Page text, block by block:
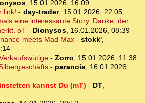
, 15.01.2026, 16:09
link! - day-trader, 15.01.2026, 22:05
eine interessante Story. Danke, der
oT - Dionysos, 16.01.2026, 08:39
meets Mad Max- stokk',
- Zorro, 15.01.2026, 11:38
- paranoia, 16.01.2026,
kannst Du (mT) - DT,